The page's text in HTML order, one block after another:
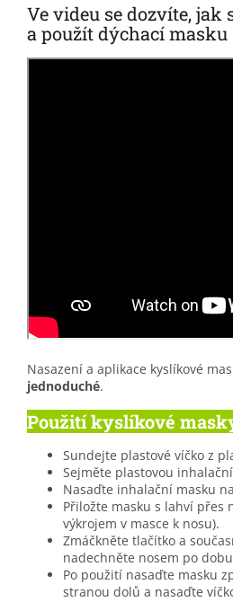
Ve videu se dozvíte, jak
a použít dýchací masku
Nasazení a aplikace kyslíkové
jednoduché.
Použití kyslíkové
Sundejte plastové víčko z
Sejměte plastovou
Nasaďte inhalační masku
Přiložte masku s lahví přes
výkrojem v masce k nosu).
Zmáčkněte tlačítko a
nadechněte nosem po
Po použití nasaďte masku
stranou dolů a nasaďte